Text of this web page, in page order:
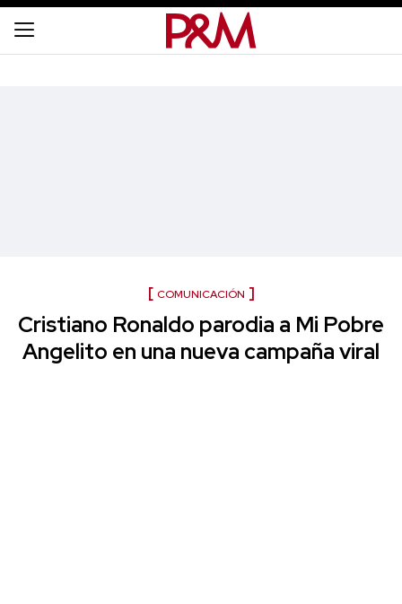
COMUNICACIÓN
Cristiano Ronaldo parodia a Mi Pobre
Angelito en una nueva campaña viral